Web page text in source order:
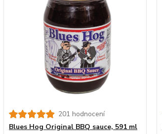
201 hodnocení
Blues Hog Original BBQ sauce, 591 ml